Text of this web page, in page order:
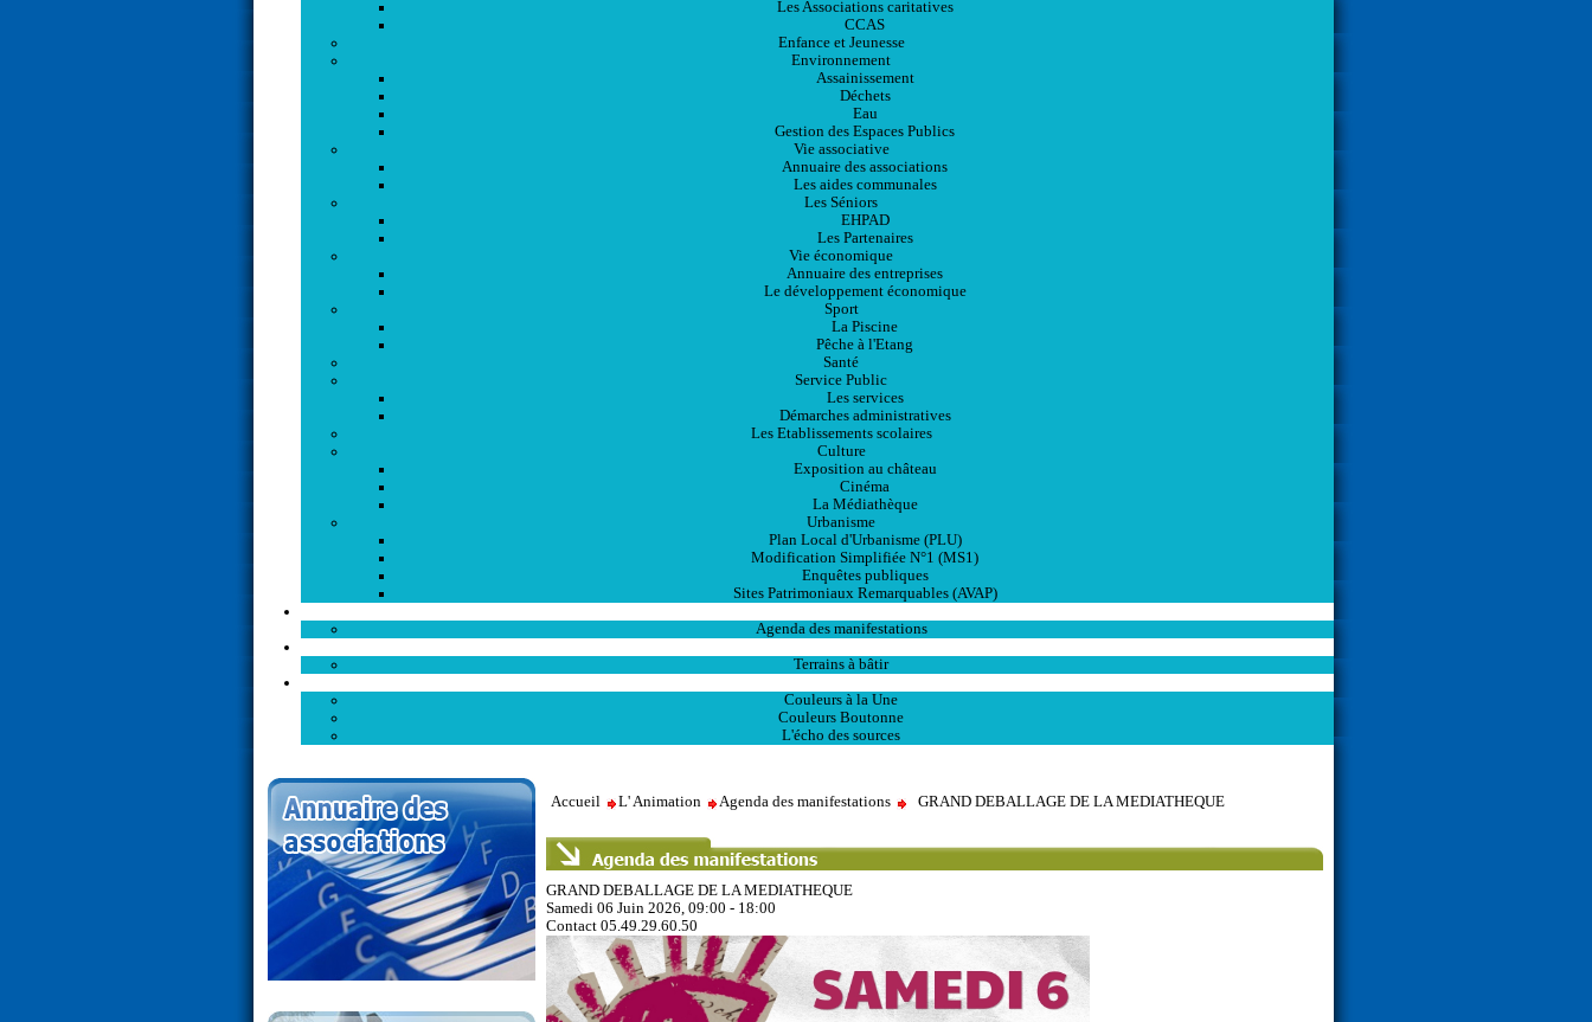
Les Associations caritatives
CCAS
Enfance et Jeunesse
Environnement
Assainissement
Déchets
Eau
Gestion des Espaces Publics
Vie associative
Annuaire des associations
Les aides communales
Les Séniors
EHPAD
Les Partenaires
Vie économique
Annuaire des entreprises
Le développement économique
Sport
La Piscine
Pêche à l'Etang
Santé
Service Public
Les services
Démarches administratives
Les Etablissements scolaires
Culture
Exposition au château
Cinéma
La Médiathèque
Urbanisme
Plan Local d'Urbanisme (PLU)
Modification Simplifiée N°1 (MS1)
Enquêtes publiques
Sites Patrimoniaux Remarquables (AVAP)
Agenda des manifestations
Terrains à bâtir
Couleurs à la Une
Couleurs Boutonne
L'écho des sources
Accueil L' Animation Agenda des manifestations GRAND DEBALLAGE DE LA MEDIATHEQUE
GRAND DEBALLAGE DE LA MEDIATHEQUE
Samedi 06 Juin 2026, 09:00 - 18:00
Contact 05.49.29.60.50